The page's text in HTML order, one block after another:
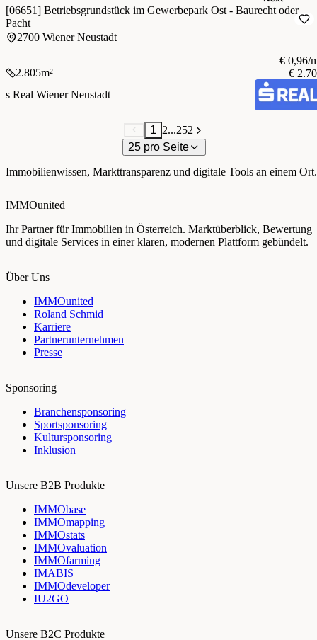
[06651] Betriebsgrundstück im Gewerbepark Ost - Baurecht oder
Pacht
2700 Wiener Neustadt
2.805m²
€ 0,96/
€
s Real Wiener Neustadt
1 2...252
25 pro Seite
Immobilienwissen, Markttransparenz und digitale Tools an einem Ort.
IMMOunited
Ihr Partner für Immobilien in Österreich. Marktüberblick, Bewertung
und digitale Services in einer klaren, modernen Plattform gebündelt.
Über Uns
IMMOunited
Roland Schmid
Karriere
Partnerunternehmen
Presse
Sponsoring
Branchensponsoring
Sportsponsoring
Kultursponsoring
Inklusion
Unsere B2B Produkte
IMMObase
IMMOmapping
IMMOstats
IMMOvaluation
IMMOfarming
IMABIS
IMMOdeveloper
IU2GO
Unsere B2C Produkte